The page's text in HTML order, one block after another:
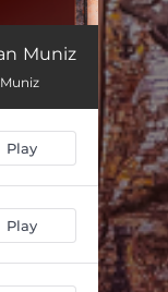
02:22
Muniz
Play
Play